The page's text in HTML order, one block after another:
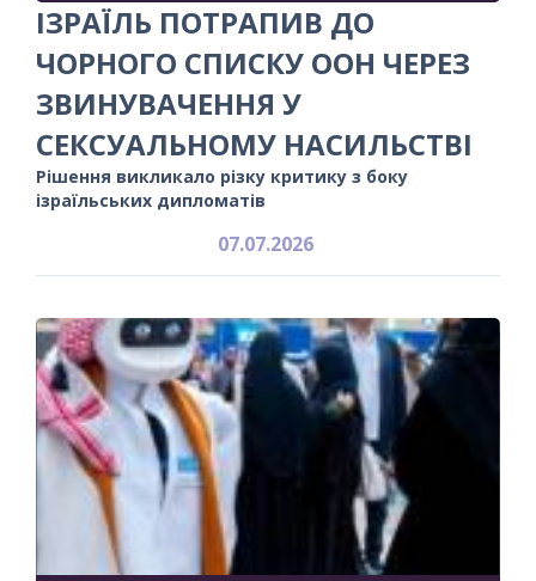
ІЗРАЇЛЬ ПОТРАПИВ ДО
ЧОРНОГО СПИСКУ ООН ЧЕРЕЗ
ЗВИНУВАЧЕННЯ У
СЕКСУАЛЬНОМУ НАСИЛЬСТВІ
Рішення викликало різку критику з боку
ізраїльських дипломатів
07.07.2026